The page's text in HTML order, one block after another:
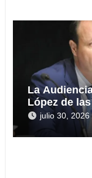
La
López de
presuntas
de 112,8
julio 30, 2026